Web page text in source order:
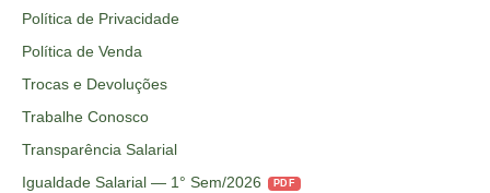
Política de Privacidade
Política de Venda
Trocas e Devoluções
Trabalhe Conosco
Transparência Salarial
Igualdade Salarial — 1° Sem/2026
PDF